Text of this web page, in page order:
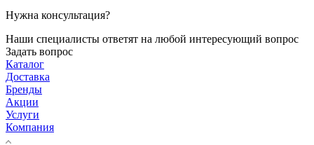
Нужна консультация?
Наши специалисты ответят на любой интересующий вопрос
Задать вопрос
Каталог
Доставка
Бренды
Акции
Услуги
Компания